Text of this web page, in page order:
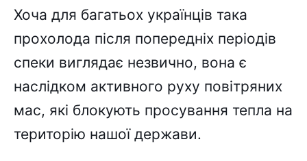
Хоча для багатьох українців така
прохолода після попередніх періодів
спеки виглядає незвично, вона є
наслідком активного руху повітряних
мас, які блокують просування тепла на
територію нашої держави.